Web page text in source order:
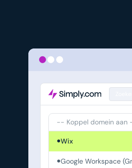
-- Koppel domein aan
Wix
Google Workspace